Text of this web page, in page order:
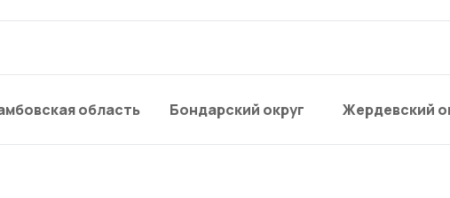
область Бондарский округ Жердевский